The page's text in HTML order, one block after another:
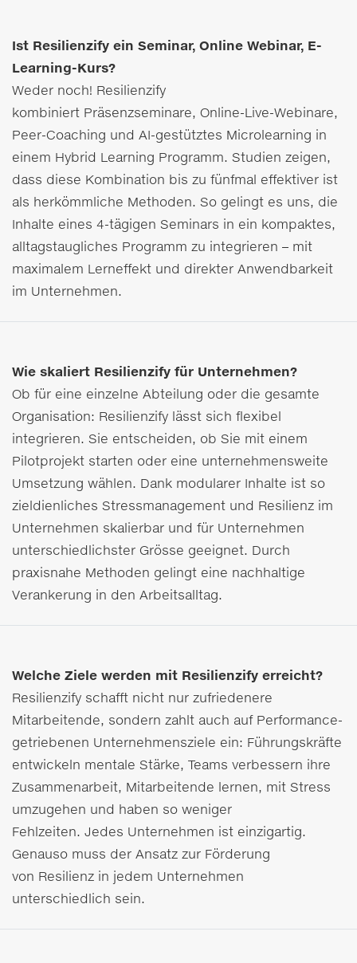
Ist Resilienzify ein Seminar, Online Webinar, E-
Learning-Kurs?
Weder noch! Resilienzify
kombiniert Präsenzseminare, Online-Live-Webinare,
Peer-Coaching und AI-gestütztes Microlearning in
einem Hybrid Learning Programm. Studien zeigen,
dass diese Kombination bis zu fünfmal effektiver ist
als herkömmliche Methoden. So gelingt es uns, die
Inhalte eines 4-tägigen Seminars in ein kompaktes,
alltagstaugliches Programm zu integrieren – mit
maximalem Lerneffekt und direkter Anwendbarkeit
im Unternehmen.
Wie skaliert Resilienzify für Unternehmen?
Ob für eine einzelne Abteilung oder die gesamte
Organisation: Resilienzify lässt sich flexibel
integrieren. Sie entscheiden, ob Sie mit einem
Pilotprojekt starten oder eine unternehmensweite
Umsetzung wählen. Dank modularer Inhalte ist so
zieldienliches Stressmanagement und Resilienz im
Unternehmen skalierbar und für Unternehmen
unterschiedlichster Grösse geeignet. Durch
praxisnahe Methoden gelingt eine nachhaltige
Verankerung in den Arbeitsalltag.
Welche Ziele werden mit Resilienzify erreicht?
Resilienzify schafft nicht nur zufriedenere
Mitarbeitende, sondern zahlt auch auf Performance-
getriebenen Unternehmensziele ein: Führungskräfte
entwickeln mentale Stärke, Teams verbessern ihre
Zusammenarbeit, Mitarbeitende lernen, mit Stress
umzugehen und haben so weniger
Fehlzeiten. Jedes Unternehmen ist einzigartig.
Genauso muss der Ansatz zur Förderung
von Resilienz in jedem Unternehmen
unterschiedlich sein.